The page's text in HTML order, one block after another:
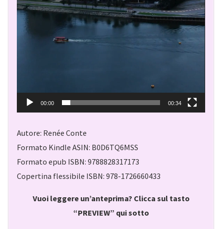
00:00 00:34
Autore: Renée Conte
Formato Kindle ASIN: B0D6TQ6MSS
Formato epub ISBN: 9788828317173
Copertina flessibile ISBN: 978-1726660433
Vuoi leggere un’anteprima? Clicca sul tasto
“PREVIEW” qui sotto